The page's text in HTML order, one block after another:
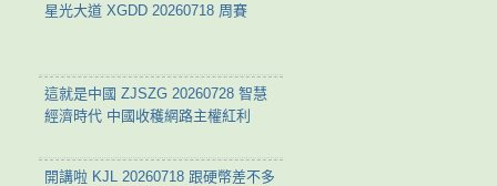
星光大道 XGDD 20260718 周賽
這就是中國 ZJSZG 20260728 智慧
經濟時代 中國收穫網路主權紅利
開講啦 KJL 20260718 跟硬幣差不多